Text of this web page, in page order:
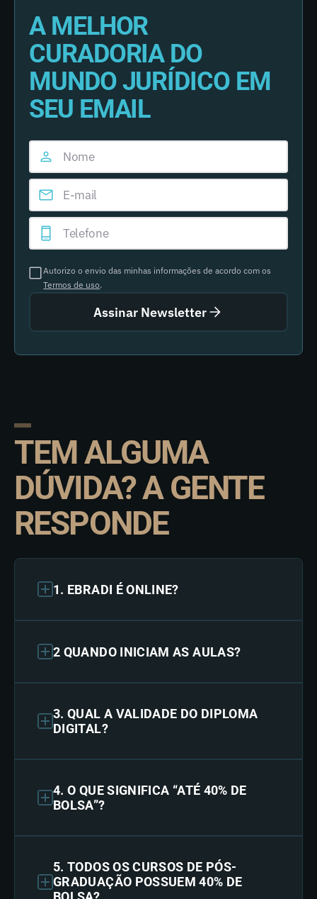
A MELHOR
CURADORIA DO
MUNDO JURÍDICO EM
SEU EMAIL
Autorizo o envio das minhas informações de acordo com os
Termos de uso.
Assinar Newsletter
TEM ALGUMA
DÚVIDA? A GENTE
RESPONDE
1. EBRADI É ONLINE?
2 QUANDO INICIAM AS AULAS?
3. QUAL A VALIDADE DO DIPLOMA
DIGITAL?
4. O QUE SIGNIFICA “ATÉ 40% DE
BOLSA”?
5. TODOS OS CURSOS DE PÓS-
GRADUAÇÃO POSSUEM 40% DE